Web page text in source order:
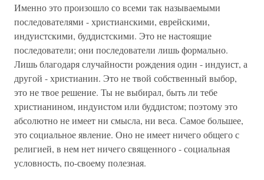
Именно это произошло со всеми так называемыми
последователями - христианскими, еврейскими,
индуистскими, буддистскими. Это не настоящие
последователи; они последователи лишь формально.
Лишь благодаря случайности рождения один - индуист, а
другой - христианин. Это не твой собственный выбор,
это не твое решение. Ты не выбирал, быть ли тебе
христианином, индуистом или буддистом; поэтому это
абсолютно не имеет ни смысла, ни веса. Самое большее,
это социальное явление. Оно не имеет ничего общего с
религией, в нем нет ничего священного - социальная
условность, по-своему полезная.